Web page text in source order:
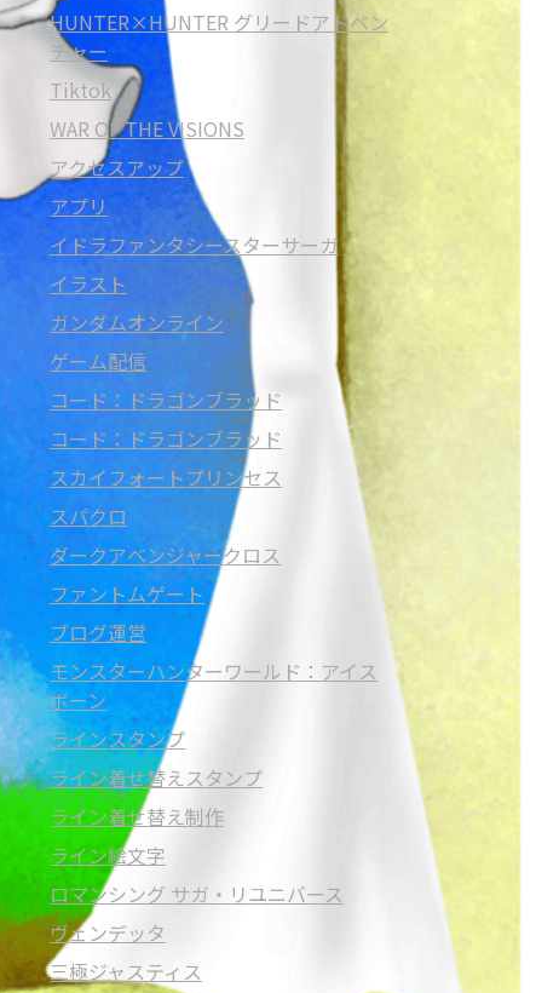
HUNTER×HUNTER グリードアドベン
チャー
Tiktok
WAR OF THE VISIONS
アクセスアップ
アプリ
イドラファンタシースターサーガ
イラスト
ガンダムオンライン
ゲーム配信
コード：ドラゴンブラッド
コード：ドラゴンブラッド
スカイフォートプリンセス
スパクロ
ダークアベンジャークロス
ファントムゲート
ブログ運営
モンスターハンターワールド：アイス
ボーン
ラインスタンプ
ライン着せ替えスタンプ
ライン着せ替え制作
ライン絵文字
ロマンシング サガ・リユニバース
ヴェンデッタ
三極ジャスティス